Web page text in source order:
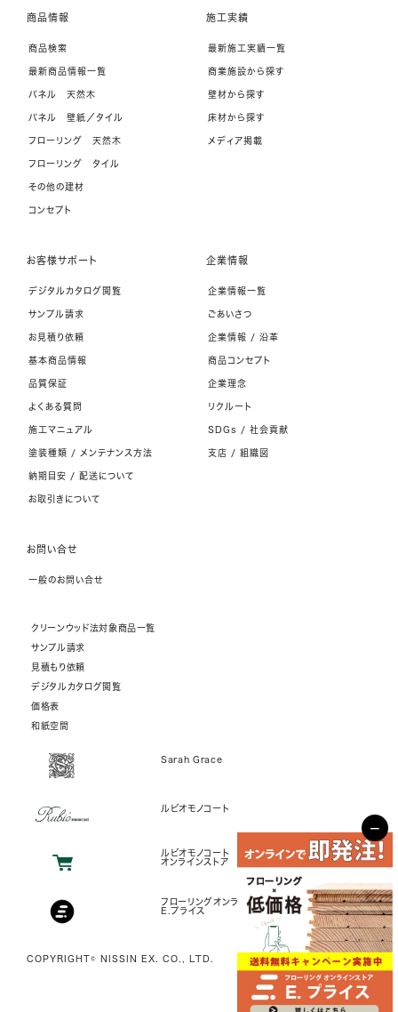
商品情報
商品検索
最新商品情報一覧
パネル 天然木
パネル 壁紙／タイル
フローリング 天然木
フローリング タイル
その他の建材
コンセプト
施工実績
最新施工実績一覧
商業施設から探す
壁材から探す
床材から探す
メディア掲載
お客様サポート
デジタルカタログ閲覧
サンプル請求
お見積り依頼
基本商品情報
品質保証
よくある質問
施工マニュアル
塗装種類 / メンテナンス方法
納期目安 / 配送について
お取引きについて
企業情報
企業情報一覧
ごあいさつ
企業情報 / 沿革
商品コンセプト
企業理念
リクルート
SDGs / 社会貢献
支店 / 組織図
お問い合せ
一般のお問い合せ
クリーンウッド法対象商品一覧
サンプル請求
見積もり依頼
デジタルカタログ閲覧
価格表
和紙空間
Sarah Grace
ルビオモノコート
ルビオモノコート
オンラインストア
フローリングオンラインストア
E.プライス
COPYRIGHT© NISSIN EX. CO., LTD.
−